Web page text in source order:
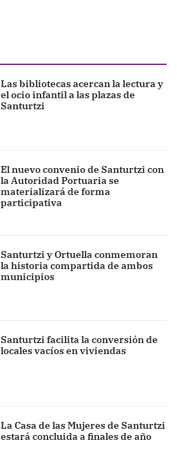
Las bibliotecas acercan la lectura y
el ocio infantil a las plazas de
Santurtzi
El nuevo convenio de Santurtzi con
la Autoridad Portuaria se
materializará de forma
participativa
Santurtzi y Ortuella conmemoran
la historia compartida de ambos
municipios
Santurtzi facilita la conversión de
locales vacíos en viviendas
La Casa de las Mujeres de Santurtzi
estará concluida a finales de año